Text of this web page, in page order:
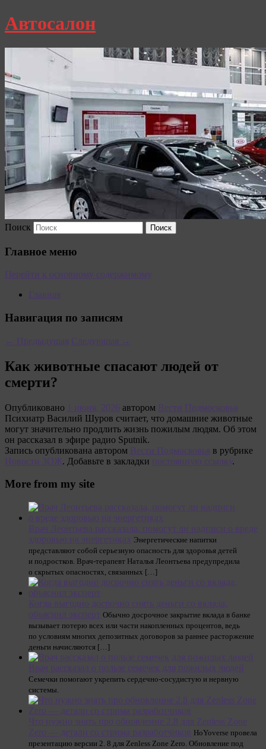
Автосалон
Поиск
Главное меню
Перейти к основному содержимому
Главная
Навигация по записям
← Предыдущая Следующая →
Как животные спасают людей от
смерти?
Опубликовано 1 июня, 2026 автором Вести Подмосковья
Психиатр Василий Шуров считает, что домашние животные
могут значительно продлить жизнь пожилым людям. Об этом
он рассказал в эфире радио Sputnik.
Запись опубликована автором Вести Подмосковья в рубрике
Новости ЗОЖ. Добавьте в закладки постоянную ссылку.
More from my site
Врач Леонтьева рассказала, помогут ли надписи о вреде
здоровью на энергетиках Энергетические напитки
представляют собой серьезную опасность для здоровья детей
и подростков. Врач-терапевт Наталья Леонтьева предупредила
о скрытых опасностях, связанных […]
Когда выгодно досрочно снять деньги со вклада,
объяснил эксперт Обычно досрочное закрытие вклада в банке
вызывает потерю всех или части накопленных процентов, ведь
по условиям многих депозитных договоров за раннее расторжение
деньги начисляются […]
Врач рассказал о пользе семечек для пожилых людей
Семечки помогают укрепить сердечно-сосудистую и нервную
системы.
Что нужно знать про обновление 2.8 для Zenless Zone
Zero — детали со стрима разработчиков HoYoverse провела
презентацию версии 2. 8 для Zenless Zone Zero. Обновление под